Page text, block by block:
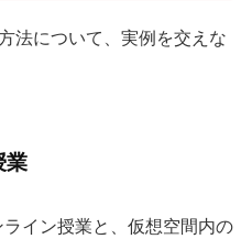
法について、実例を交えな
業
イン授業と、仮想空間内の